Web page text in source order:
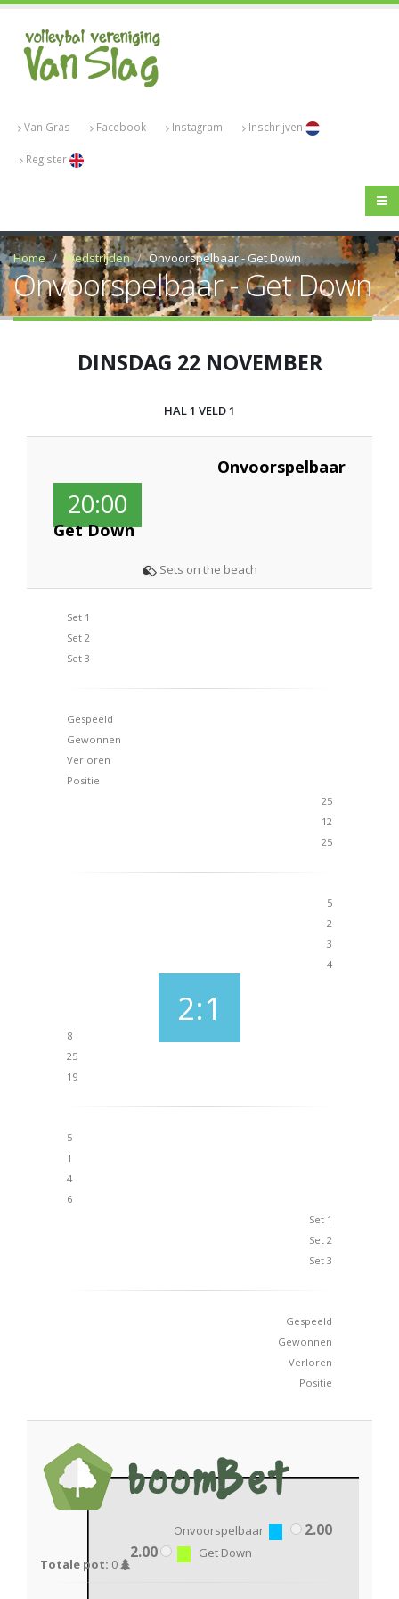
Van Gras Facebook Instagram Inschrijven
Register
Home Wedstrijden Onvoorspelbaar - Get Down
Onvoorspelbaar - Get Down
DINSDAG 22 NOVEMBER
HAL 1 VELD 1
Onvoorspelbaar
20:00
Get Down
Sets on the beach
Set 1
Set 2
Set 3
Gespeeld
Gewonnen
Verloren
Positie
25
12
25
5
2
3
4
2:1
8
25
19
5
1
4
6
Set 1
Set 2
Set 3
Gespeeld
Gewonnen
Verloren
Positie
Totale pot: 0
Onvoorspelbaar
2.00
2.00
Get Down